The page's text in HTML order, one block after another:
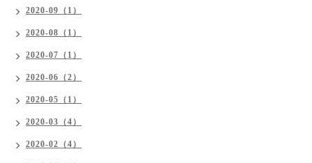
2020-09（1）
2020-08（1）
2020-07（1）
2020-06（2）
2020-05（1）
2020-03（4）
2020-02（4）